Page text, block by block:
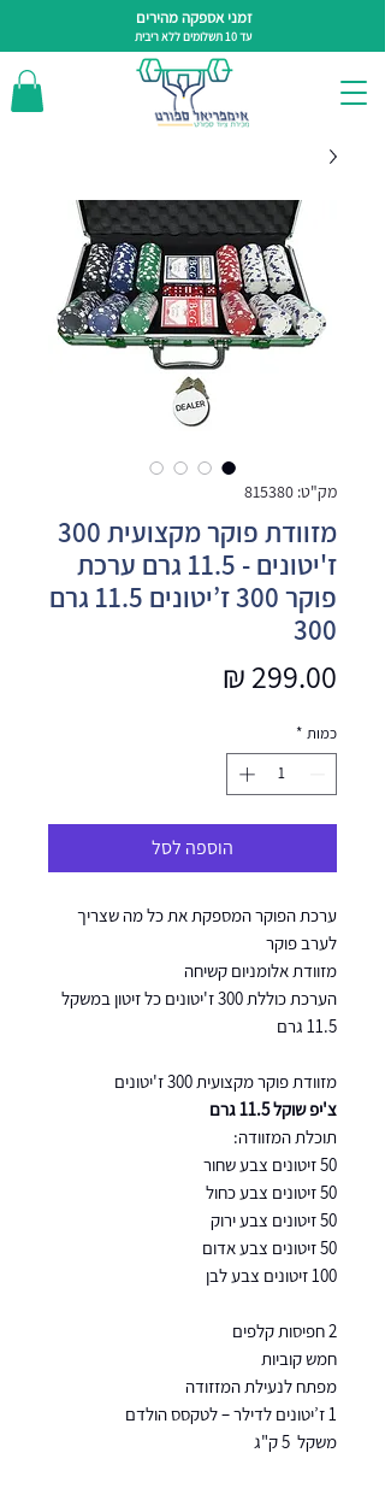
זמני אספקה מהירים
עד 10 תשלומים ללא ריבית
מק"ט: 815380
מזוודת פוקר מקצועית 300
ז'יטונים - 11.5 גרם ערכת
פוקר 300 ז’יטונים 11.5 גרם
300
כמות *
הוספה לסל
ערכת הפוקר המספקת את כל מה שצריך
לערב פוקר
מזוודת אלומניום קשיחה
הערכת כוללת 300 ז'יטונים כל זיטון במשקל
11.5 גרם
מזוודת פוקר מקצועית 300 ז'יטונים
צ'יפ שוקל 11.5 גרם
תוכלת המזוודה:
50 זיטונים צבע שחור
50 זיטונים צבע כחול
50 זיטונים צבע ירוק
50 זיטונים צבע אדום
100 זיטונים צבע לבן
2 חפיסות קלפים
חמש קוביות
מפתח לנעילת המזזודה
1 ז’יטונים לדילר – לטקסס הולדם
משקל 5 ק"ג